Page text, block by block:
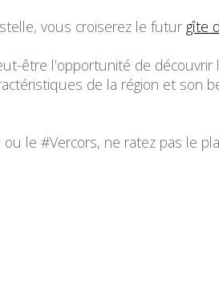
vous croiserez le futur gîte
être l’opportunité de découvrir
de la région et
le #Vercors, ne ratez pas le